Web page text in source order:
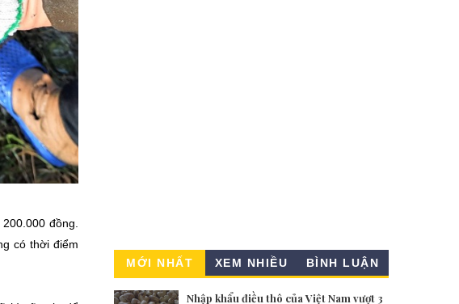
đồng.
có thời điểm
MỚI NHẤT XEM NHIỀU BÌNH LUẬN
Nhập khẩu điều thô của Việt Nam vượt 3